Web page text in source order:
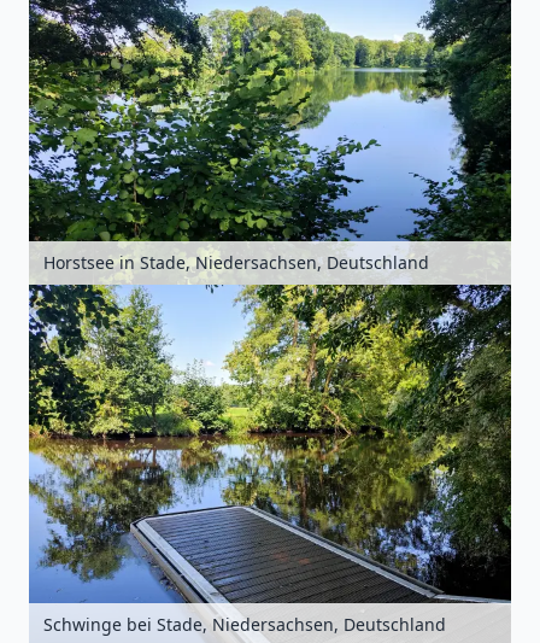
Horstsee in Stade, Niedersachsen, Deutschland
Schwinge bei Stade, Niedersachsen, Deutschland